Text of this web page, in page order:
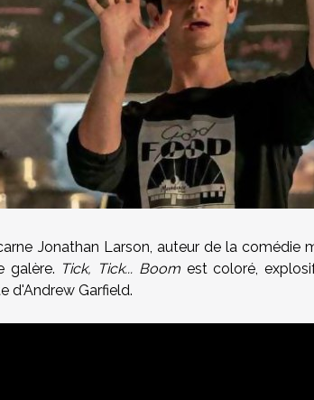
Jonathan Larson, auteur de la comédie
galère. Tick, Tick... Boomest coloré,
d'Andrew Garfield.